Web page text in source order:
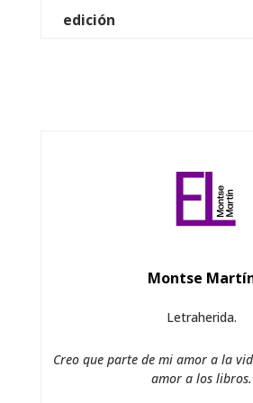
edición
Montse
Letraherida.
Creo que parte de mi amor a la
amor a los libros.